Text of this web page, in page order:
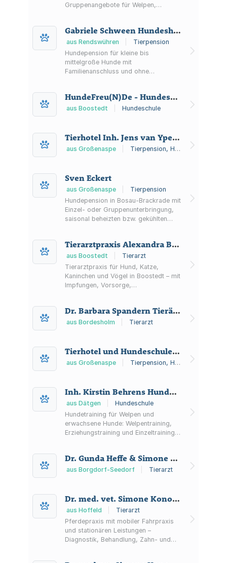
Gruppenangebote für Welpen,
ohne Zwingerhaltung.
Gabriele Schween Hundeshop und Hundepension
aus Rendswühren
Tierpension
Hundepension für kleine bis
mittelgroße Hunde mit
Familienanschluss und ohne
Schleswig-Holstein (zwischen Kiel und
Bad Segeberg).
HundeFreu(N)De - Hundeschule
aus Boostedt Hundeschule
Tierhotel Inh. Jens van Yperen
aus Großenaspe Tierpension, Hundeschule
Sven Eckert
aus Großenaspe
Tierpension
Hundepension in Bosau-Brackrade mit
Einzel- oder Gruppenunterbringung,
saisonal beheizten bzw. gekühlten
stundenweise bis langfristig möglich.Tierarztpraxis Alexandra Bartsch
aus Boostedt
Tierarzt
Tierarztpraxis für Hund, Katze,
Kaninchen und Vögel in Boostedt – mit
Impfungen, Vorsorge,
sowie Ernährungs- und
Haltungsberatung.
Dr. Barbara Spandern Tierärztin
aus Bordesholm Tierarzt
Tierhotel und Hundeschule Jens van Yperen
aus Großenaspe Tierpension, Hundeschule
Inh. Kirstin Behrens Hundeschule Dätgen Hundeschule
aus Dätgen
Hundeschule
Hundetraining für Welpen und
erwachsene Hunde: Welpentraining,
Erziehungstraining und Einzeltraining
Giftköder-Training.
Dr. Gunda Heffe & Simone Beuschel Tierärztliche Gemeinschaftspraxis Seedorf
aus Borgdorf-Seedorf Tierarzt
Dr. med. vet. Simone Konopka Fachtierärztin für Pferde
aus Hoffeld
Tierarzt
Pferdepraxis mit mobiler Fahrpraxis
und stationären Leistungen –
Diagnostik, Behandlung, Zahn- und